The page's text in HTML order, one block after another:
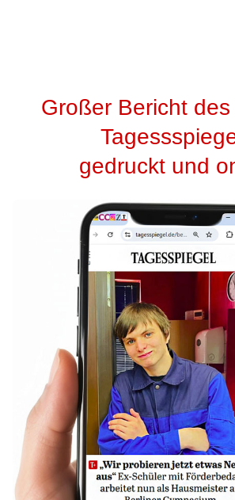
Großer Bericht
gedruckt und